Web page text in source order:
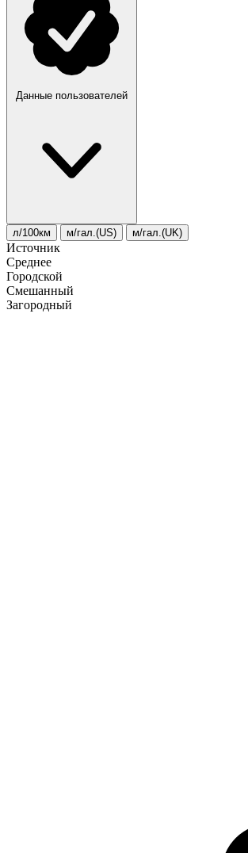
Данные пользователей
л/100км м/гал.(US) м/гал.(UK)
Источник
Среднее
Городской
Смешанный
Загородный